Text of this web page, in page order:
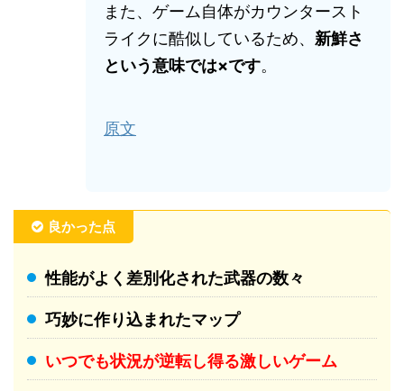
また、ゲーム自体がカウンタースト
ライクに酷似しているため、 新鮮さ
という意味では×です。
原文
良かった点
性能がよく差別化された武器の数々
巧妙に作り込まれたマップ
いつでも状況が逆転し得る激しいゲーム